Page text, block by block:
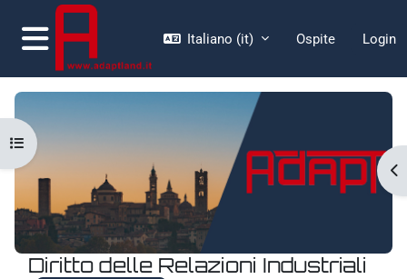
Vai al contenuto principale
Pannello laterale
Italiano ‎(it)‎ Ospite Login
Diritto delle Relazioni Industriali
Apri indice del corso